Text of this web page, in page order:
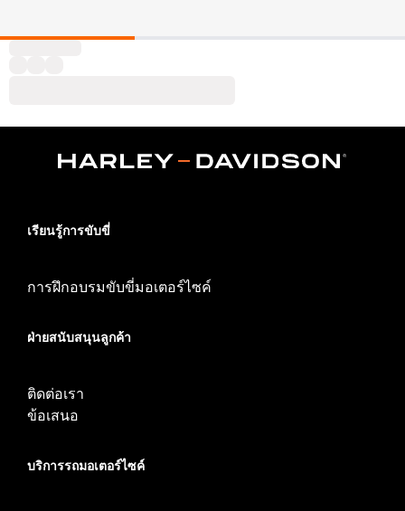
เรียนรู้การขับขี่
การฝึกอบรมขับขี่มอเตอร์ไซค์
ฝ่ายสนับสนุนลูกค้า
ติดต่อเรา
ข้อเสนอ
บริการรถมอเตอร์ไซค์​